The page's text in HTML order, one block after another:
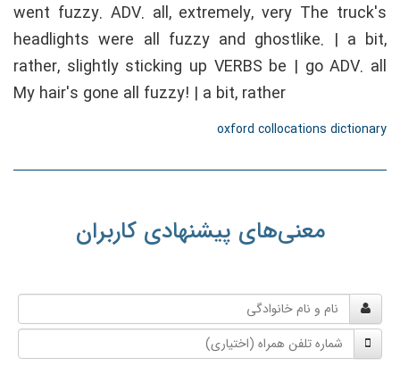
went fuzzy. ADV. all, extremely, very The truck's
headlights were all fuzzy and ghostlike. | a bit,
rather, slightly sticking up VERBS be | go ADV. all
My hair's gone all fuzzy! | a bit, rather
oxford collocations dictionary
معنی‌های پیشنهادی کاربران
و
نام
خانوادگی
شماره
تلفن